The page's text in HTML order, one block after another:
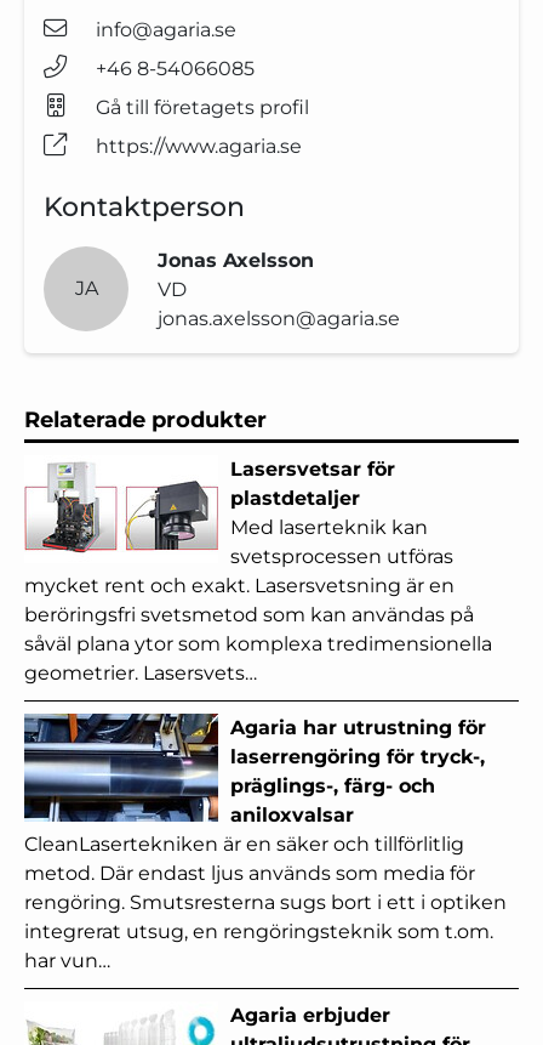
info@agaria.se
+46 8-54066085
Gå till företagets profil
https://www.agaria.se
Kontaktperson
JA
Jonas Axelsson
VD
jonas.axelsson@agaria.se
Relaterade produkter
Lasersvetsar för
plastdetaljer
Med laserteknik kan
svetsprocessen utföras
mycket rent och exakt. Lasersvetsning är en
beröringsfri svetsmetod som kan användas på
såväl plana ytor som komplexa tredimensionella
geometrier. Lasersvets…
Agaria har utrustning för
laserrengöring för tryck-,
präglings-, färg- och
aniloxvalsar
CleanLasertekniken är en säker och tillförlitlig
metod. Där endast ljus används som media för
rengöring. Smutsresterna sugs bort i ett i optiken
integrerat utsug, en rengöringsteknik som t.om.
har vun…
Agaria erbjuder